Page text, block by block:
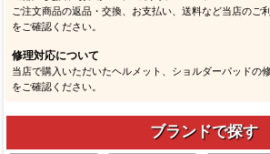
ご注文商品の返品・交換、お支払い、送料など当店のご
をご確認ください。
修理対応について
当店で購入いただいたヘルメット、ショルダーパッドの
をご確認ください。
ブランドで探す